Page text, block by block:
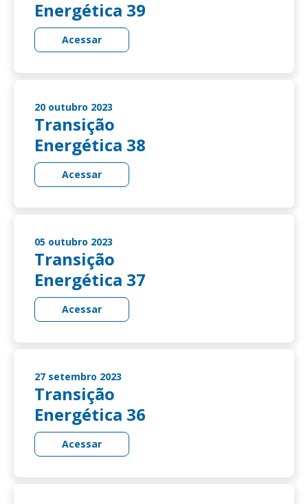
Energética 39
Acessar
20 outubro 2023
Transição
Energética 38
Acessar
05 outubro 2023
Transição
Energética 37
Acessar
27 setembro 2023
Transição
Energética 36
Acessar